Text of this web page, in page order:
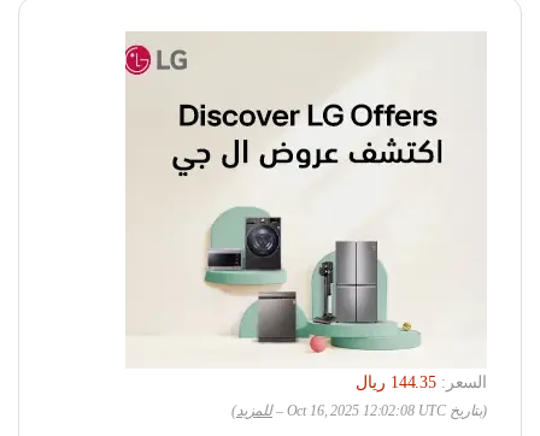
السعر:
‏144.35 ريال
(بتاريخ Oct 16, 2025 12:02:08 UTC – للمزيد)